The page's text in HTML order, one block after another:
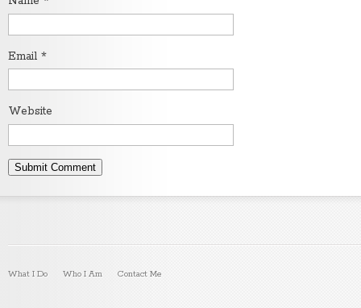
Email *
Website
What I Do Who I Am Contact Me